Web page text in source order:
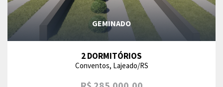
GEMINADO
2 DORMITÓRIOS
Conventos, Lajeado/RS